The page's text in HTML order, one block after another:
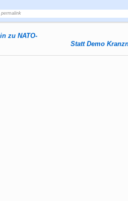
permalink
zu NATO-
Statt Demo